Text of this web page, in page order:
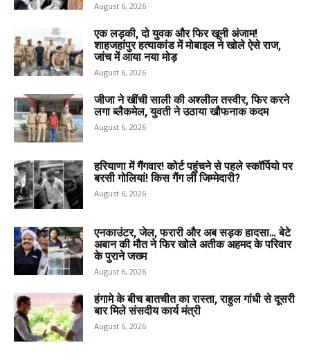
August 6, 2026
एक लड़की, दो युवक और फिर खूनी अंजाम!
शाहजहांपुर हत्याकांड में मोबाइल ने खोले ऐसे राज,
जांच में आया नया मोड़
August 6, 2026
जीजा ने खींची साली की अश्लील तस्वीर, फिर करने
लगा ब्लैकमेल, युवती ने उठाया खौफनाक कदम
August 6, 2026
हरियाणा में गैंगवार! कोर्ट पहुंचने से पहले स्कॉर्पियो पर
बरसी गोलियां! किस गैंग ली जिम्मेदारी?
August 6, 2026
एनकाउंटर, जेल, फरारी और अब सड़क हादसा… बेटे
अबान की मौत ने फिर खोले अतीक अहमद के परिवार
के पुराने जख्म
August 6, 2026
हंगामे के बीच बातचीत का रास्ता, राहुल गांधी से दूसरी
बार मिले संसदीय कार्य मंत्री
August 6, 2026